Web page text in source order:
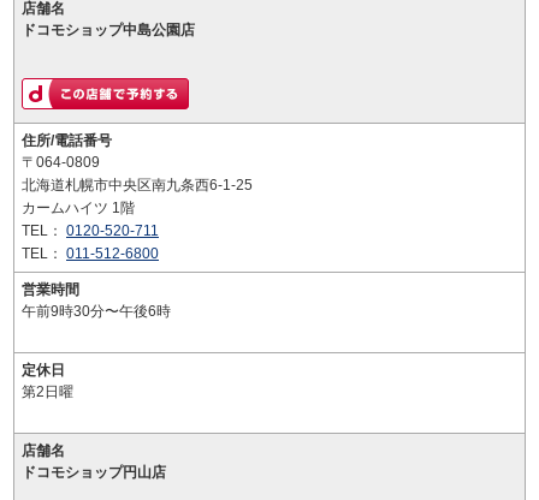
店舗名
ドコモショップ中島公園店
住所/電話番号
〒064-0809
北海道札幌市中央区南九条西6-1-25
カームハイツ 1階
TEL： 0120-520-711
TEL： 011-512-6800
営業時間
午前9時30分〜午後6時
定休日
第2日曜
店舗名
ドコモショップ円山店